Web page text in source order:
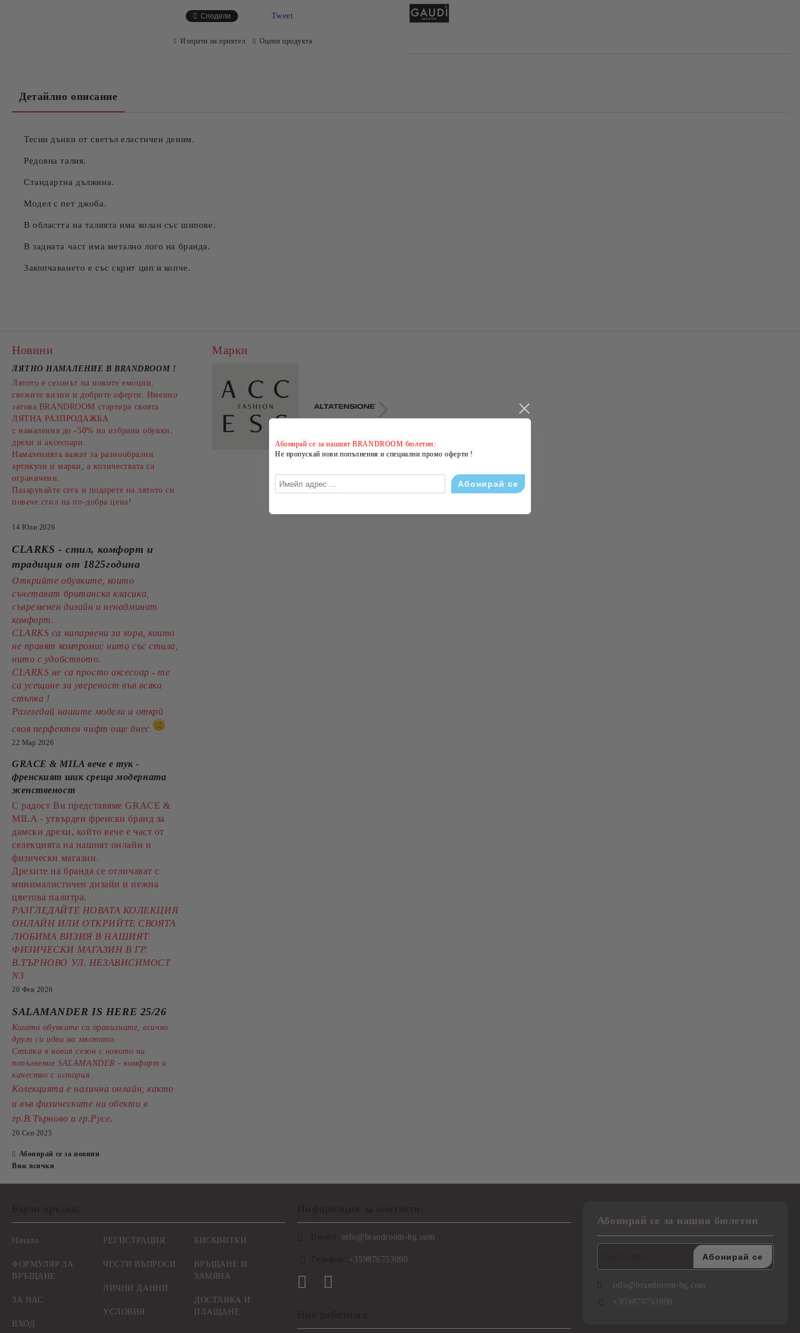
Сподели Tweet
Изпрати на приятел Оцени продукта
Детайлно описание
Тесни дънки от светъл еластичен деним.
Редовна талия.
Стандартна дължина.
Модел с пет джоба.
В областта на талията има колан със шипове.
В задната част има метално лого на бранда.
Закопчаването е със скрит цип и копче.
Новини
ЛЯТНО НАМАЛЕНИЕ В BRANDROOM !
Лятото е сезонът на новите емоции,
свежите визии и добрите оферти. Именно
затова BRANDROOM стартира своята
ЛЯТНА РАЗПРОДАЖБА
с намаления до -50% на избрани обувки,
дрехи и аксесоари.
Намаленията важат за разнообразни
артикули и марки, а количествата са
ограничени.
Пазарувайте сега и подарете на лятото си
повече стил на по-добра цена!
14 Юли 2026
CLARKS - стил, комфорт и
традиция от 1825година
Открийте обувките, които
съчетават британска класика,
съвременен дизайн и ненадминат
комфорт.
CLARKS са напарвени за хора, които
не правят компромис нито със стила,
нито с удобството.
CLARKS не са просто аксесоар - те
са усещане за увереност във всяка
стъпка !
Разгледай нашите модели и открй
своя перфектен чифт още днес
22 Мар 2026
GRACE & MILA вече е тук -
френският шик среща модерната
женственост
С радост Ви представяме GRACE &
MILA - утвърден френски бранд за
дамски дрехи, който вече е част от
селекцията на нашият онлайн и
физически магазин.
Дрехите на бранда се отличават с
минималистичен дизайн и нежна
цветова палитра.
РАЗГЛЕДАЙТЕ НОВАТА КОЛЕКЦИЯ
ОНЛАЙН ИЛИ ОТКРИЙТЕ СВОЯТА
ЛЮБИМА ВИЗИЯ В НАШИЯТ
ФИЗИЧЕСКИ МАГАЗИН В ГР.
В.ТЪРНОВО УЛ. НЕЗАВИСИМОСТ
N3
20 Фев 2026
SALAMANDER IS HERE 25/26
Когато обувките са правилните, всичко
друго си идва на мястото.
Стъпка в новия сезон с новото ни
попълнение SALAMANDER - комфорт и
качество с история.
Колекцията е налична онлайн, както
и във физическите ни обекти в
гр.В.Търново и гр.Русе.
20 Сеп 2025
Абонирай се за новини
Виж всички
Марки
Начало
ФОРМУЛЯР ЗА
ВРЪЩАНЕ
ЗА НАС
ВХОД
РЕГИСТРАЦИЯ
ЧЕСТИ ВЪПРОСИ
ЛИЧНИ ДАННИ
УСЛОВИЯ
БИСКВИТКИ
ВРЪЩАНЕ И
ЗАМЯНА
ДОСТАВКА И
ПЛАЩАНЕ
info@brandroom-bg.com
+359876753090
Абонирай се за нашия бюлетин
info@brandroom-bg.com
+359876753090
Абонирай се за нашият BRANDROOM бюлетин:
Не пропускай нови попълнения и специални промо оферти !